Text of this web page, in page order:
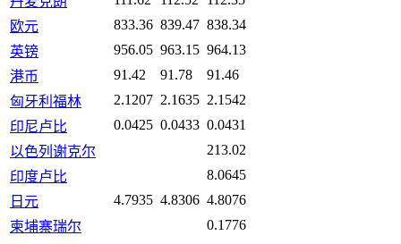
欧元
833.36 839.47 838.34
英镑
956.05 963.15 964.13
港币
91.42 91.78
91.46
匈牙利福林
2.1207 2.1635 2.1542
印尼卢比
0.0425 0.0433 0.0431
以色列谢克尔
213.02
印度卢比
8.0645
日元
4.7935 4.8306 4.8076
柬埔寨瑞尔
0.1776